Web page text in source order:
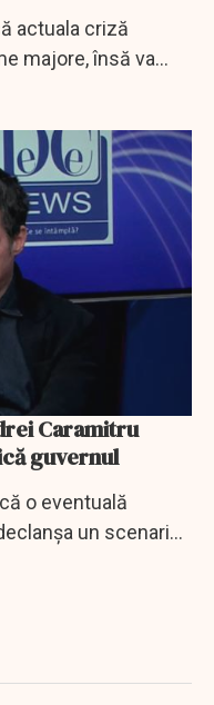
actuala criză
majore, însă va
afecta direct
guvernul
o eventuală
un scenariu
pe leu și intervenția